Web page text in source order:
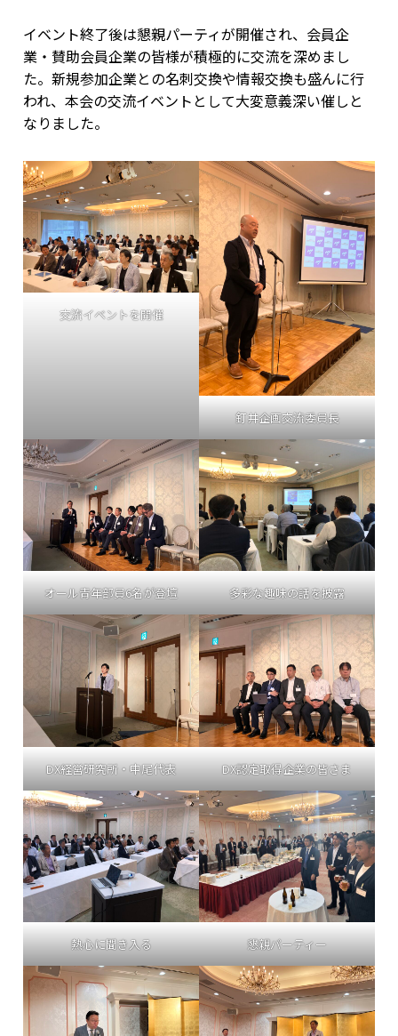
イベント終了後は懇親パーティが開催され、会員企
業・賛助会員企業の皆様が積極的に交流を深めまし
た。新規参加企業との名刺交換や情報交換も盛んに行
われ、本会の交流イベントとして大変意義深い催しと
なりました。
交流イベントを開催
釘井企画交流委員長
オール青年部員6名が登壇 多彩な趣味の話を披露
DX経営研究所・中尾代表 DX認定取得企業の皆さま
熱心に聞き入る 懇親パーティー